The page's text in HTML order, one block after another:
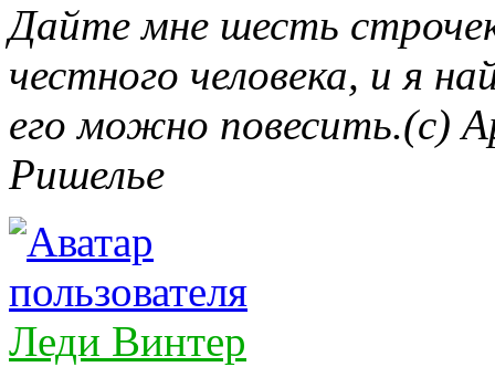
Дайте мне шесть
честного человека, и я
его можно повесить.(c)
Ришелье
Леди Винтер